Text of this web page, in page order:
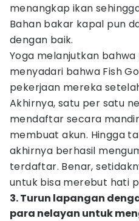
menangkap ikan
Bahan bakar kapal pun
dengan baik.
Yoga melanjutkan
menyadari bahwa Fish
pekerjaan mereka
Akhirnya, satu per satu
mendaftar secara
membuat akun. Hingga
akhirnya berhasil
terdaftar. Benar,
untuk bisa merebut hati
3. Turun lapangan
para nelayan untuk